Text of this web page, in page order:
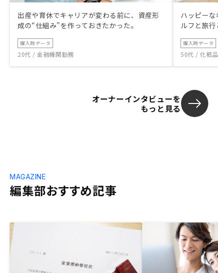
出産や育休でキャリアが変わる前に、資産形
成の“仕組み”を作っておきたかった。
購入時データ
20代 / 金融機関勤務
ハッピー
ルフと旅
購入時データ
50代 / 化粧
オーナーインタビューを
もっと見る
編集部おすすめ記事
MAGAZINE